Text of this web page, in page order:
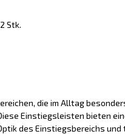
Stk.
die im Alltag
Einstiegsleisten bieten
des Einstiegsbereichs und